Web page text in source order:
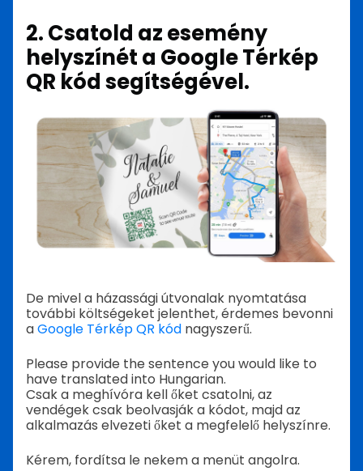
2. Csatold az esemény
helyszínét a Google Térkép
QR kód segítségével.
De mivel a házassági útvonalak nyomtatása
további költségeket jelenthet, érdemes bevonni
aGoogle Térkép QR kód nagyszerű.
Please provide the sentence you would like to
have translated into Hungarian.
Csak a meghívóra kell őket csatolni, az
vendégek csak beolvasják a kódot, majd az
alkalmazás elvezeti őket a megfelelő helyszínre.
Kérem, fordítsa le nekem a menüt angolra.